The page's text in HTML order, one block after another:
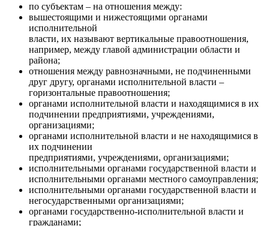
по субъектам – на отношения между:
вышестоящими и нижестоящими органами
исполнительной
власти, их называют вертикальные правоотношения,
например, между главой администрации области и
района;
отношения между равнозначными, не подчиненными
друг другу, органами исполнительной власти –
горизонтальные правоотношения;
органами исполнительной власти и находящимися в их
подчинении предприятиями, учреждениями,
организациями;
органами исполнительной власти и не находящимися в
их подчинении
предприятиями, учреждениями, организациями;
исполнительными органами государственной власти и
исполнительными органами местного самоуправления;
исполнительными органами государственной власти и
негосударственными организациями;
органами государственно-исполнительной власти и
гражданами;